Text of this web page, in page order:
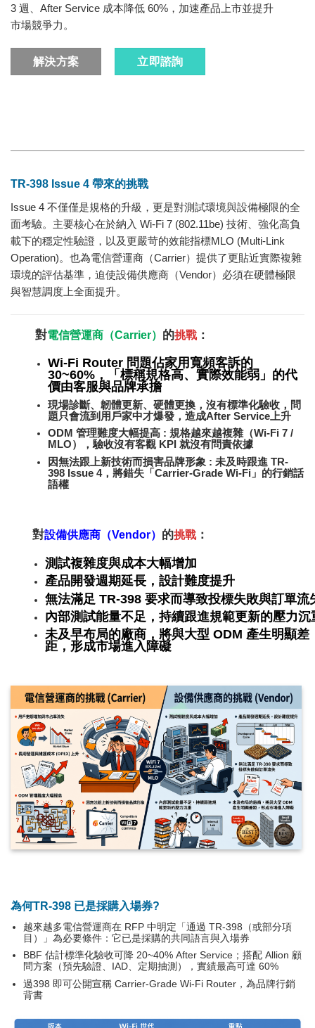
3 週、After Service 成本降低 60%，加速產品上市並提升
市場競爭力。
解決方案 立即諮詢
TR-398 Issue 4 帶來的挑戰
Issue 4 不僅僅是規格的升級，更是對測試環境與設備極限的全
面考驗。主要核心在於納入 Wi-Fi 7 (802.11be) 技術、強化高負
載下的穩定性驗證，以及更嚴苛的效能指標MLO (Multi-Link
Operation)。也為電信營運商（Carrier）提供了更貼近實際複雜
環境的評估基準，迫使設備供應商（Vendor）必須在硬體極限
與智慧調度上全面提升。
對電信營運商（Carrier） 的挑戰 ：
Wi-Fi Router 問題佔家用寬頻客訴的
30~60%，「標稱規格高、實際效能弱」的代
價由客服與品牌承擔
現場診斷、韌體更新、硬體更換，沒有標準化驗收，問
題只會流到用戶家中才爆發，造成After Service上升
ODM 管理難度大幅提高 : 規格越來越複雜（Wi-Fi 7 /
MLO），驗收沒有客觀 KPI 就沒有問責依據
因無法跟上新技術而損害品牌形象 : 未及時跟進 TR-
398 Issue 4，將錯失「Carrier-Grade Wi-Fi」的行銷話
語權
對設備供應商（Vendor） 的挑戰 ：
測試複雜度與成本大幅增加
產品開發週期延長，設計難度提升
無法滿足 TR-398 要求而導致投標失敗與訂單流
內部測試能量不足，持續跟進規範更新的壓力沉
未及早布局的廠商，將與大型 ODM 產生明顯差
距，形成市場進入障礙
為何TR-398 已是採購入場券?
越來越多電信營運商在 RFP 中明定「通過 TR-398（或部分項
目）」為必要條件：它已是採購的共同語言與入場券
BBF 估計標準化驗收可降 20~40% After Service；搭配 Allion 顧
問方案（預先驗證、IAD、定期抽測），實績最高可達 60%
過398 即可公開宣稱 Carrier-Grade Wi-Fi Router，為品牌行銷
背書